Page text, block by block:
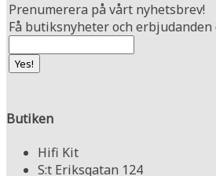
Prenumerera på vårt nyhetsbrev!
Få butiksnyheter och
Butiken
Hifi Kit
S:t Eriksgatan 124